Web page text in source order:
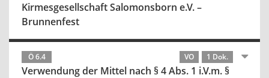
Kirmesgesellschaft Salomonsborn e.V. –
Brunnenfest
Ö 6.4 VO 1 Dok.
Verwendung der Mittel nach § 4 Abs. 1 i.V.m. §